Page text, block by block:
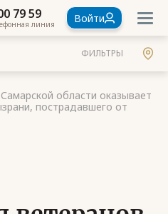
79 59
линия Войти
ФИЛЬТРЫ
области оказывает
пострадавшего от